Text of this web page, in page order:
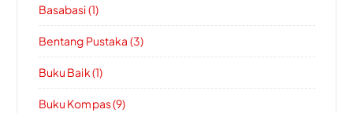
Basabasi (1)
Bentang Pustaka (3)
Buku Baik (1)
Buku Kompas (9)